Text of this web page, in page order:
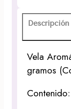
Vela
gramos